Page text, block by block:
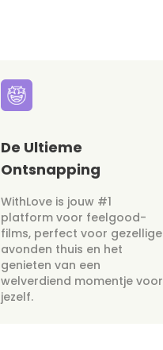
De Ultieme
Ontsnapping
WithLove is jouw #1
platform voor feelgood-
films, perfect voor gezellige
avonden thuis en het
genieten van een
welverdiend momentje voor
jezelf.